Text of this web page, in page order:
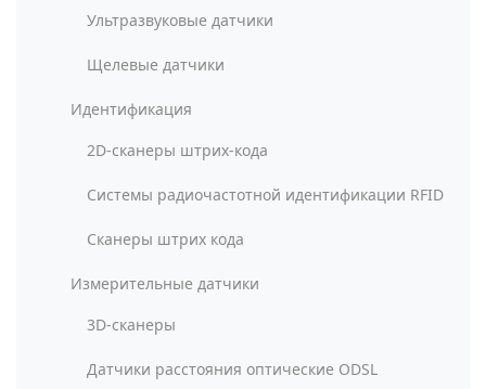
Ультразвуковые датчики
Щелевые датчики
Идентификация
2D-сканеры штрих-кода
Системы радиочастотной идентификации RFID
Сканеры штрих кода
Измерительные датчики
3D-сканеры
Датчики расстояния оптические ODSL